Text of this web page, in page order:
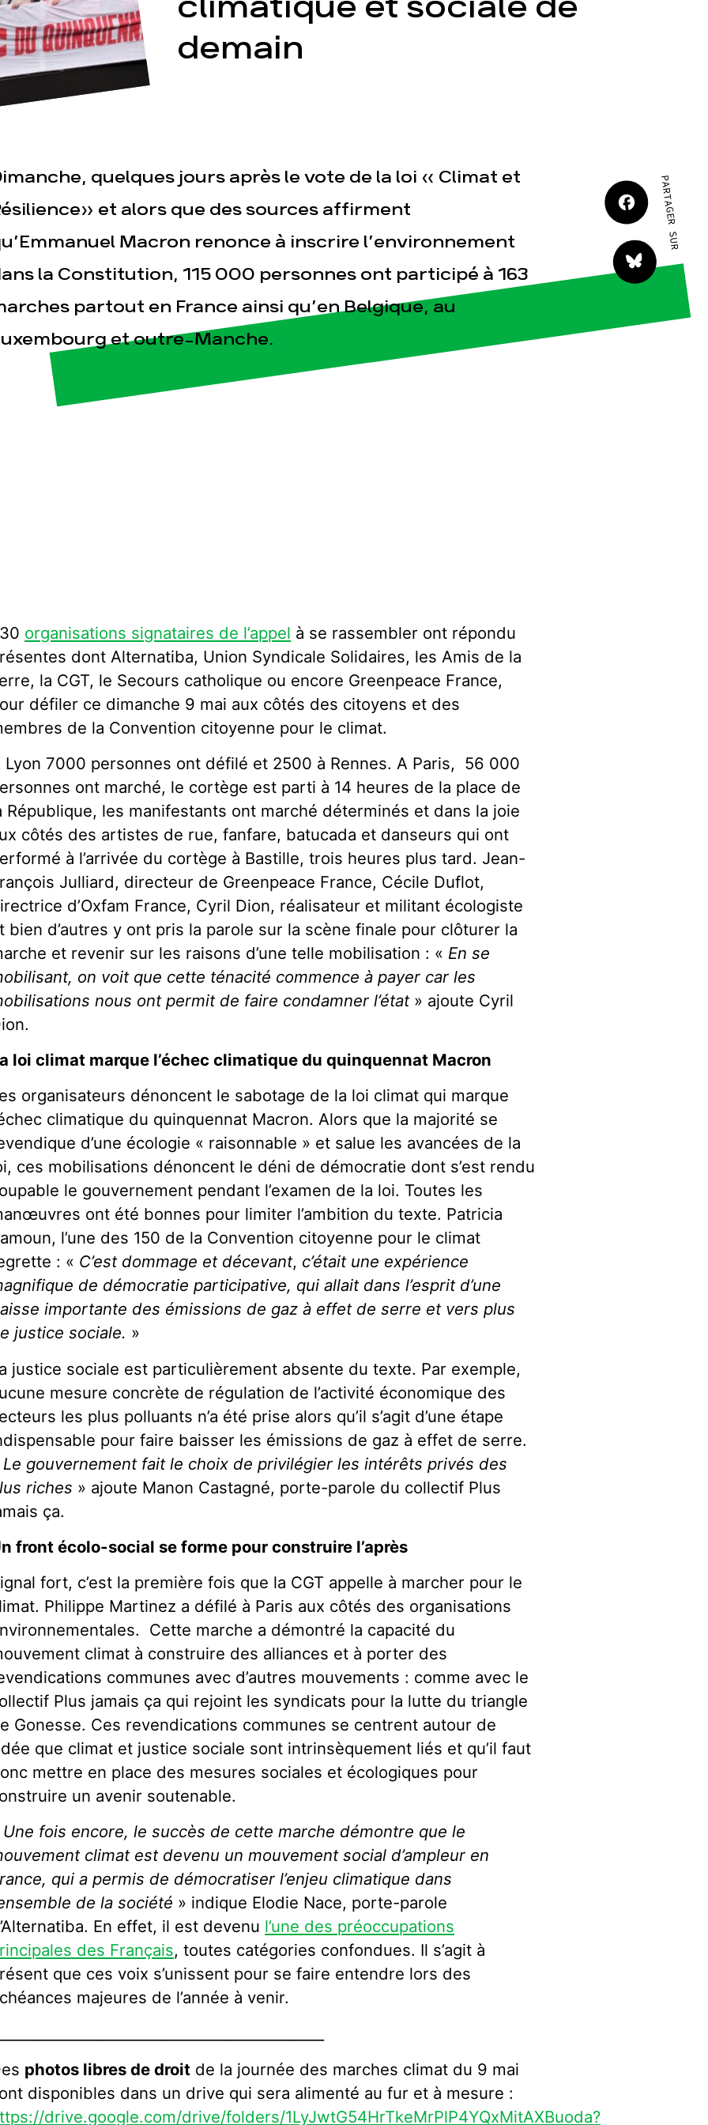
JE M'IMPLIQUE
climatique et sociale de
demain
quelques jours après le vote de la loi « Climat et
et alors que des sources affirment
Macron renonce à inscrire l’environnement
la Constitution, 115 000 personnes ont participé à 163
partout en France ainsi qu’en Belgique, au
et outre-Manche.
PARTAGER SUR
organisations signataires de l’appel à se rassembler ont répondu
dont Alternatiba, Union Syndicale Solidaires, les Amis de la
la CGT, le Secours catholique ou encore Greenpeace France,
défiler ce dimanche 9 mai aux côtés des citoyens et des
de la Convention citoyenne pour le climat.
Lyon 7000 personnes ont défilé et 2500 à Rennes. A Paris, 56 000
ont marché, le cortège est parti à 14 heures de la place de
République, les manifestants ont marché déterminés et dans la joie
côtés des artistes de rue, fanfare, batucada et danseurs qui ont
à l’arrivée du cortège à Bastille, trois heures plus tard. Jean-
Julliard, directeur de Greenpeace France, Cécile Duflot,
d’Oxfam France, Cyril Dion, réalisateur et militant écologiste
bien d’autres y ont pris la parole sur la scène finale pour clôturer la
et revenir sur les raisons d’une telle mobilisation : « En se
on voit que cette ténacité commence à payer car les
nous ont permit de faire condamner l’état» ajoute Cyril
loi climat marque l’échec climatique du quinquennat Macron
organisateurs dénoncent le sabotage de la loi climat qui marque
climatique du quinquennat Macron. Alors que la majorité se
d’une écologie « raisonnable » et salue les avancées de la
ces mobilisations dénoncent le déni de démocratie dont s’est rendu
le gouvernement pendant l’examen de la loi. Toutes les
ont été bonnes pour limiter l’ambition du texte. Patricia
l’une des 150 de la Convention citoyenne pour le climat
: « C’est dommage et décevant, c’était une expérience
de démocratie participative, qui allait dans l’esprit d’une
importante des émissions de gaz à effet de serre et vers plus
justice sociale. »
justice sociale est particulièrement absente du texte. Par exemple,
mesure concrète de régulation de l’activité économique des
les plus polluants n’a été prise alors qu’il s’agit d’une étape
pour faire baisser les émissions de gaz à effet de serre.
Le gouvernement fait le choix de privilégier les intérêts privés des
riches » ajoute Manon Castagné, porte-parole du collectif Plus
ça.
front écolo-social se forme pour construire l’après
fort, c’est la première fois que la CGT appelle à marcher pour le
Philippe Martinez a défilé à Paris aux côtés des organisations
Cette marche a démontré la capacité du
climat à construire des alliances et à porter des
communes avec d’autres mouvements : comme avec le
Plus jamais ça qui rejoint les syndicats pour la lutte du triangle
Gonesse. Ces revendications communes se centrent autour de
que climat et justice sociale sont intrinsèquement liés et qu’il faut
mettre en place des mesures sociales et écologiques pour
un avenir soutenable.
Une fois encore, le succès de cette marche démontre que le
climat est devenu un mouvement social d’ampleur en
qui a permis de démocratiser l’enjeu climatique dans
de la société » indique Elodie Nace, porte-parole
En effet, il est devenu l’une des préoccupations
des Français, toutes catégories confondues. Il s’agit à
que ces voix s’unissent pour se faire entendre lors des
majeures de l’année à venir.
photos libres de droit de la journée des marches climat du 9 mai
disponibles dans un drive qui sera alimenté au fur et à mesure :
drive.google.com/drive/folders/1LyJwtG54HrTkeMrPlP4YQxMitAXBuoda?